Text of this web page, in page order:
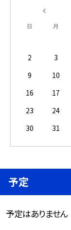
日 月
2
3
9
10
16
17
23
24
30
31
予定
予定はありません